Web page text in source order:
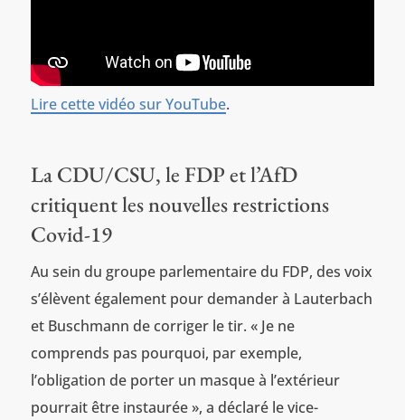
Lire cette vidéo sur YouTube.
La CDU/CSU, le FDP et l’AfD
critiquent les nouvelles restrictions
Covid-19
Au sein du groupe parlementaire du FDP, des voix
s’élèvent également pour demander à Lauterbach
et Buschmann de corriger le tir. « Je ne
comprends pas pourquoi, par exemple,
l’obligation de porter un masque à l’extérieur
pourrait être instaurée », a déclaré le vice-